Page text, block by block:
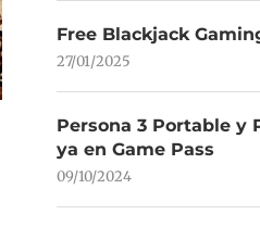
Free Blackjack
27/01/2025
Persona 3 Portable y
ya en Game Pass
09/10/2024